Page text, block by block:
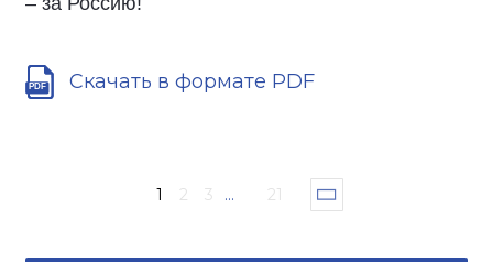
Скачать в формате PDF
1 2 3 ... 21